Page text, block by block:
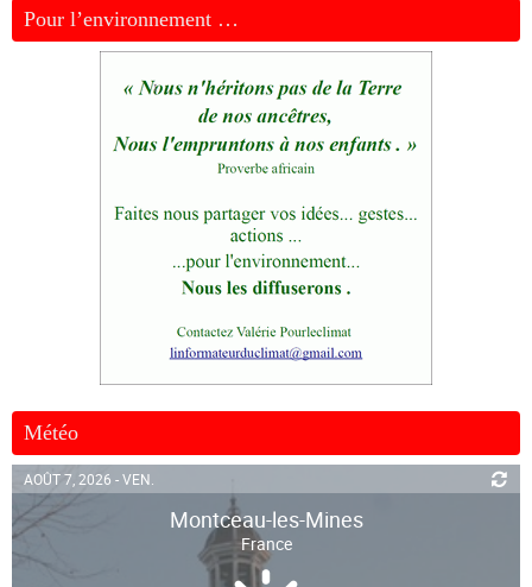
Pour l’environnement …
Météo
AOÛT 7, 2026 - VEN.
Montceau-les-Mines
France